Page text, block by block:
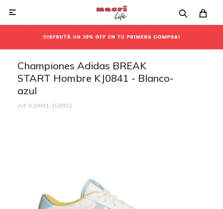

Championes Adidas BREAK
START Hombre KJ0841 - Blanco-
azul
KJ0841-158932